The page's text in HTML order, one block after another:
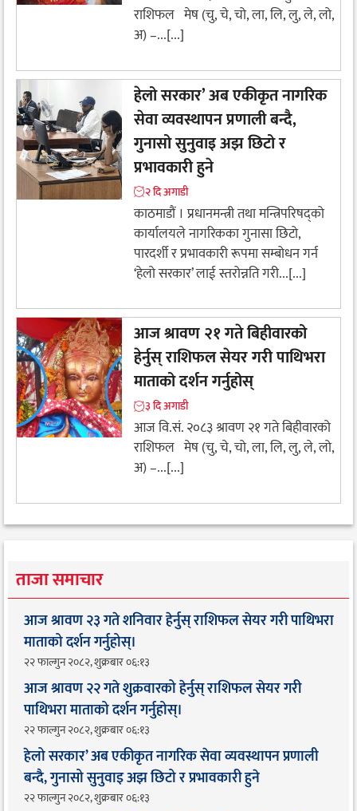
राशिफल मेष (चु, चे, चो, ला, लि, लु, ले, लो,
अ) –...[...]
हेलो सरकार’ अब एकीकृत नागरिक
सेवा व्यवस्थापन प्रणाली बन्दै,
गुनासो सुनुवाइ अझ छिटो र
प्रभावकारी हुने
२ दि अगाडी
काठमाडौं । प्रधानमन्त्री तथा मन्त्रिपरिषद्को
कार्यालयले नागरिकका गुनासा छिटो,
पारदर्शी र प्रभावकारी रूपमा सम्बोधन गर्न
‘हेलो सरकार’ लाई स्तरोन्नति गरी...[...]
आज श्रावण २१ गते बिहीवारको
हेर्नुस् राशिफल सेयर गरी पाथिभरा
माताको दर्शन गर्नुहोस्
३ दि अगाडी
आज वि.सं. २०८३ श्रावण २१ गते बिहीवारको
राशिफल मेष (चु, चे, चो, ला, लि, लु, ले, लो,
अ) –...[...]
ताजा समाचार
आज श्रावण २३ गते शनिवार हेर्नुस् राशिफल सेयर गरी पाथिभरा
माताको दर्शन गर्नुहोस्।
२२ फाल्गुन २०८२, शुक्रबार ०६:१३
आज श्रावण २२ गते शुक्रवारको हेर्नुस् राशिफल सेयर गरी
पाथिभरा माताको दर्शन गर्नुहोस्।
२२ फाल्गुन २०८२, शुक्रबार ०६:१३
हेलो सरकार’ अब एकीकृत नागरिक सेवा व्यवस्थापन प्रणाली
बन्दै, गुनासो सुनुवाइ अझ छिटो र प्रभावकारी हुने
२२ फाल्गुन २०८२, शुक्रबार ०६:१३